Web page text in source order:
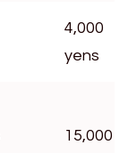
4,000
yens
15,000